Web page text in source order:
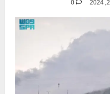
0